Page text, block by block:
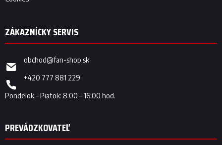
obchod@fan-shop.sk
+420 777 881 229